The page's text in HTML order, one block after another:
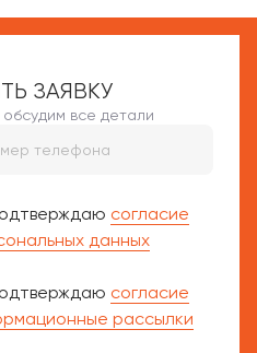
ЗАЯВКУ
все детали
согласие
данных
согласие
рассылки